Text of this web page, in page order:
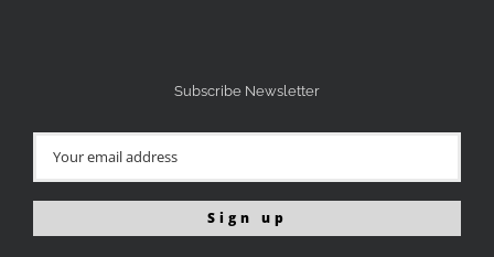
Subscribe Newsletter